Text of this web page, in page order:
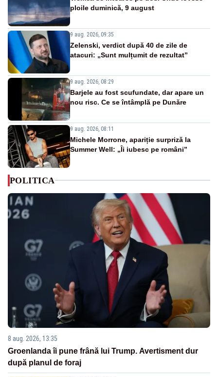
ploile duminică, 9 august
9 aug. 2026, 09:35
Zelenski, verdict după 40 de zile de
atacuri: „Sunt mulțumit de rezultat”
9 aug. 2026, 08:29
Barjele au fost scufundate, dar apare un
nou risc. Ce se întâmplă pe Dunăre
9 aug. 2026, 08:11
Michele Morrone, apariție surpriză la
Summer Well: „Îi iubesc pe români”
POLITICA
8 aug. 2026, 13:35
Groenlanda îi pune frână lui Trump. Avertisment dur
după planul de foraj